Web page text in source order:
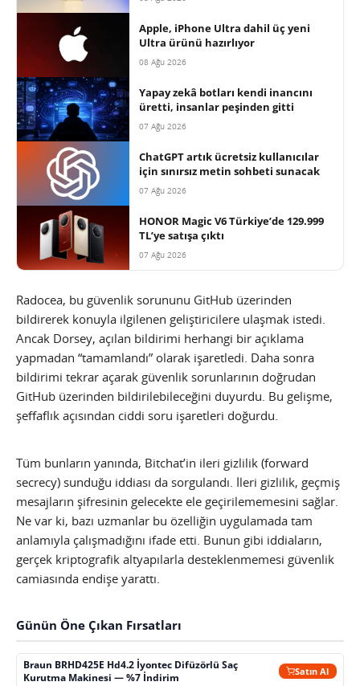
Apple, iPhone Ultra dahil üç yeni
Ultra ürünü hazırlıyor
08 Ağu 2026
Yapay zekâ botları kendi inancını
üretti, insanlar peşinden gitti
07 Ağu 2026
ChatGPT artık ücretsiz kullanıcılar
için sınırsız metin sohbeti sunacak
07 Ağu 2026
HONOR Magic V6 Türkiye’de 129.999
TL’ye satışa çıktı
07 Ağu 2026
Radocea, bu güvenlik sorununu GitHub üzerinden
bildirerek konuyla ilgilenen geliştiricilere ulaşmak istedi.
Ancak Dorsey, açılan bildirimi herhangi bir açıklama
yapmadan “tamamlandı” olarak işaretledi. Daha sonra
bildirimi tekrar açarak güvenlik sorunlarının doğrudan
GitHub üzerinden bildirilebileceğini duyurdu. Bu gelişme,
şeffaflık açısından ciddi soru işaretleri doğurdu.
Tüm bunların yanında, Bitchat’in ileri gizlilik (forward
secrecy) sunduğu iddiası da sorgulandı. İleri gizlilik, geçmiş
mesajların şifresinin gelecekte ele geçirilememesini sağlar.
Ne var ki, bazı uzmanlar bu özelliğin uygulamada tam
anlamıyla çalışmadığını ifade etti. Bunun gibi iddiaların,
gerçek kriptografik altyapılarla desteklenmemesi güvenlik
camiasında endişe yarattı.
Günün Öne Çıkan Fırsatları
Braun BRHD425E Hd4.2 İyontec Difüzörlü Saç
Kurutma Makinesi — %7 İndirim
Satın Al